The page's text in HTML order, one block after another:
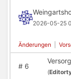
2026-05-25
Änderungen
#6
(